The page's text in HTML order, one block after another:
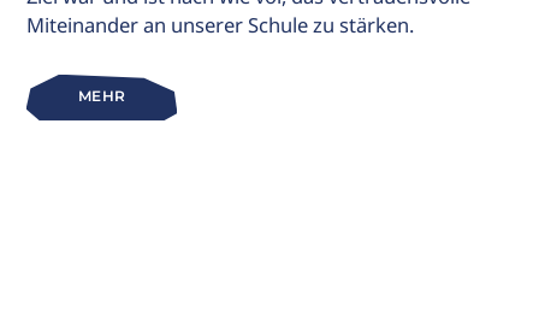
Miteinander an unserer Schule zu stärken.
MEHR